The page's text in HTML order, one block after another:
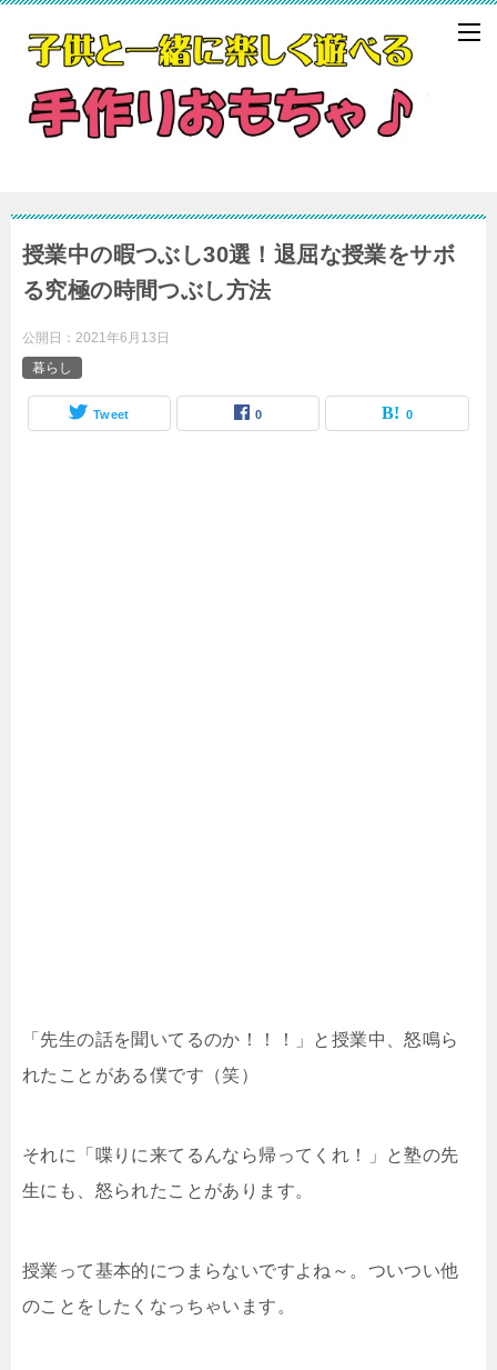
‌授業中の暇つぶし30選！退屈な授業をサボ
る究極の時間つぶし方法
公開日： 2021年6月13日
暮らし
Tweet 0 0
「先生の話を聞いてるのか！！！」と授業中、怒鳴ら
れたことがある僕です（笑）
それに「喋りに来てるんなら帰ってくれ！」と塾の先
生にも、怒られたことがあります。
授業って基本的につまらないですよね～。ついつい他
のことをしたくなっちゃいます。